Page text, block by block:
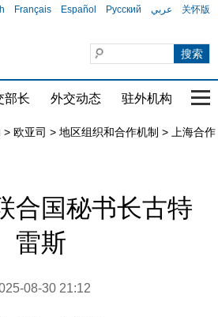
Français Español Русский عربي 关怀版
部长 外交动态 驻外机构 国
> 欧亚司 > 地区组织和合作机制 >
上海合作
合国秘书长古特
雷斯
08-30 21:12